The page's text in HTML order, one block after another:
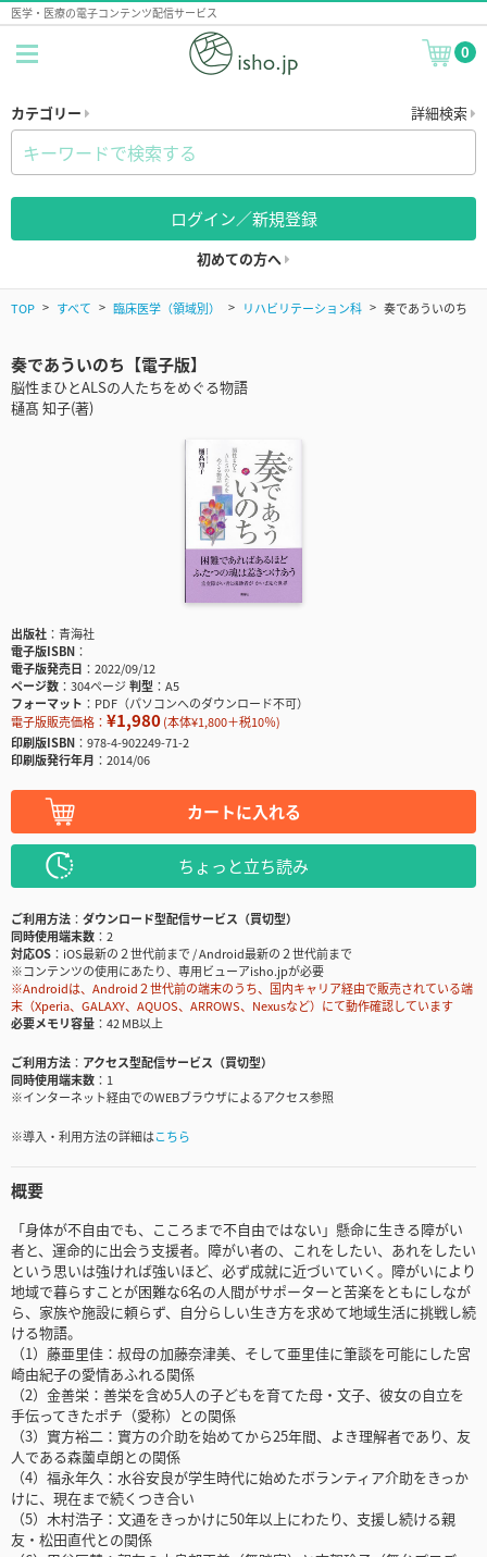
医学・医療の電子コンテンツ配信サービス
0
カテゴリー 詳細検索
ログイン／新規登録
初めての方へ
TOP すべて 臨床医学（領域別） リハビリテーション科 奏であういのち
奏であういのち【電子版】
脳性まひとALSの人たちをめぐる物語
樋髙 知子(著)
出版社
青海社
電子版ISBN
電子版発売日
2022/09/12
ページ数
304ページ判型
A5
フォーマット
PDF（パソコンへのダウンロード不可）
電子版販売価格： ¥1,980(本体¥1,800＋税10％)
印刷版ISBN
978-4-902249-71-2
印刷版発行年月
2014/06
カートに入れる
ちょっと立ち読み
ご利用方法
ダウンロード型配信サービス（買切型）
同時使用端末数
2
対応OS
iOS最新の２世代前まで / Android最新の２世代前まで
※コンテンツの使用にあたり、専用ビューアisho.jpが必要
※Androidは、Android２世代前の端末のうち、国内キャリア経由で販売されている端
末（Xperia、GALAXY、AQUOS、ARROWS、Nexusなど）にて動作確認しています
必要メモリ容量
42 MB以上
ご利用方法
アクセス型配信サービス（買切型）
同時使用端末数
1
※インターネット経由でのWEBブラウザによるアクセス参照
※導入・利用方法の詳細はこちら
概要
「身体が不自由でも、こころまで不自由ではない」懸命に生きる障がい
者と、運命的に出会う支援者。障がい者の、これをしたい、あれをしたい
という思いは強ければ強いほど、必ず成就に近づいていく。障がいにより
地域で暮らすことが困難な6名の人間がサポーターと苦楽をともにしなが
ら、家族や施設に頼らず、自分らしい生き方を求めて地域生活に挑戦し続
ける物語。
（1）藤亜里佳：叔母の加藤奈津美、そして亜里佳に筆談を可能にした宮
崎由紀子の愛情あふれる関係
（2）金善栄：善栄を含め5人の子どもを育てた母・文子、彼女の自立を
手伝ってきたポチ（愛称）との関係
（3）實方裕二：實方の介助を始めてから25年間、よき理解者であり、友
人である森薗卓朗との関係
（4）福永年久：水谷安良が学生時代に始めたボランティア介助をきっか
けに、現在まで続くつき合い
（5）木村浩子：文通をきっかけに50年以上にわたり、支援し続ける親
友・松田直代との関係